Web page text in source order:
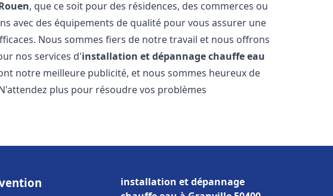
, que ce soit pour des résidences, des commerces ou
avec des équipements de qualité pour vous assurer une
Nous sommes fiers de notre travail et nous offrons
nos services d'installation et dépannage chauffe eau
notre meilleure publicité, et nous sommes heureux de
plus pour résoudre vos problèmes
installation et dépannage